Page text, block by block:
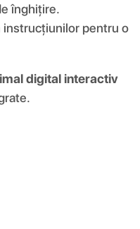
înghițire.
pentru o
digital interactiv